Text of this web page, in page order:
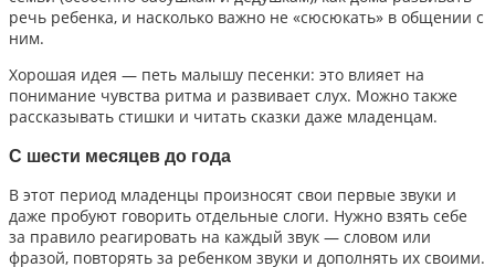
речь ребенка, и насколько важно не «сюсюкать» в общении с
ним.
Хорошая идея — петь малышу песенки: это влияет на
понимание чувства ритма и развивает слух. Можно также
рассказывать стишки и читать сказки даже младенцам.
С шести месяцев до года
В этот период младенцы произносят свои первые звуки и
даже пробуют говорить отдельные слоги. Нужно взять себе
за правило реагировать на каждый звук — словом или
фразой, повторять за ребенком звуки и дополнять их своими.